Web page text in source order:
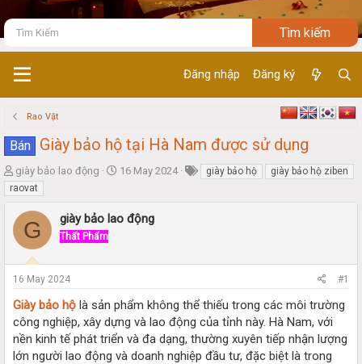
Đăng nhập Đăng ký
Rao Vặt
Bán Giày bảo hộ tại Hà Nam được sử dụng
T
h
r
e
d
a
r
e
r
giày bảo lao động
S
r
16 May 2024 giày bảo hộ
giày bảo hộ ziben
raovat
G giày bảo lao động
Thất Phẩm
16 May 2024 #1
Giày bảo hộ là sản phẩm không thể thiếu trong các môi trường
công nghiệp, xây dựng và lao động của tỉnh này. Hà Nam, với
nền kinh tế phát triển và đa dạng, thường xuyên tiếp nhận lượng
lớn người lao động và doanh nghiệp đầu tư, đặc biệt là trong